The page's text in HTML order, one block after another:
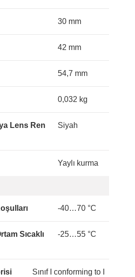
30 mm
42 mm
54,7 mm
0,032 kg
Lens Ren
Siyah
Yaylı kurma
-40…70 °C
Sıcaklı
-25…55 °C
Sınıf I conforming to I